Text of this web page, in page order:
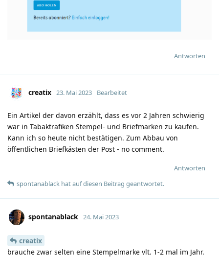
Antworten
creatix 23. Mai 2023 Bearbeitet
Ein Artikel der davon erzählt, dass es vor 2 Jahren schwierig
war in Tabaktrafiken Stempel- und Briefmarken zu kaufen.
Kann ich so heute nicht bestätigen. Zum Abbau von
öffentlichen Briefkästen der Post - no comment.
Antworten
spontanablack hatauf diesen Beitrag geantwortet.
spontanablack 24. Mai 2023
creatix
brauche zwar selten eine Stempelmarke vlt. 1-2 mal im Jahr.